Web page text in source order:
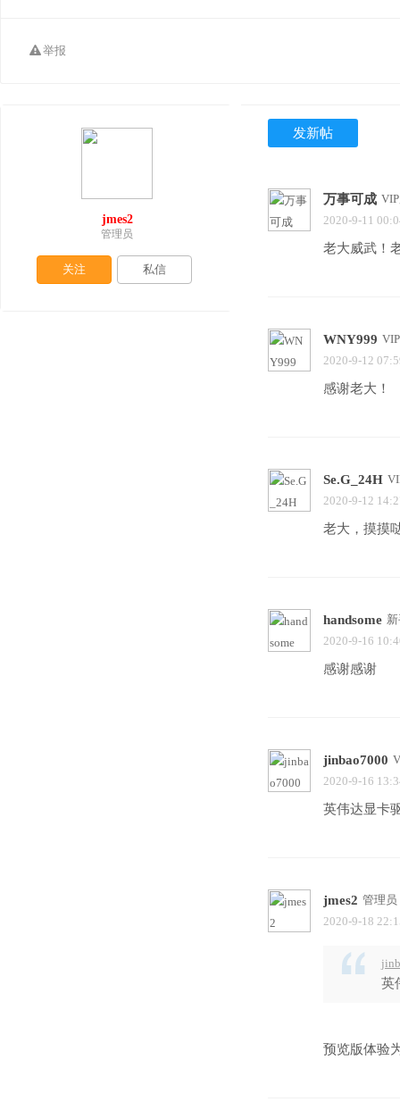
举报
发新帖
万事可成
2020-9-11
老大威武！
WNY999
2020-9-12
感谢老大！
Se.G_24H
2020-9-12
老大，摸摸
handsome
2020-9-16
感谢感谢
jinbao7000
2020-9-16
英伟达显卡
jmes2 管理员
2020-9-18
英
预览版体验
jmes2
管理员
关注 私信